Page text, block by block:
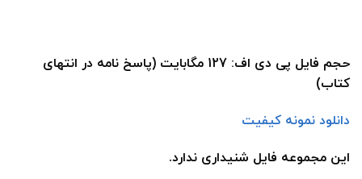
حجم فایل پی دی اف: 127 مگابایت (پاسخ نامه در انتهای
کتاب)
دانلود نمونه کیفیت
این مجموعه فایل شنیداری ندارد.